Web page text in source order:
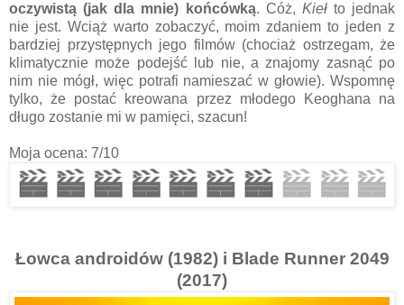
oczywistą (jak dla mnie) końcówką. Cóż, Kiełto jednak
nie jest. Wciąż warto zobaczyć, moim zdaniem to jeden z
bardziej przystępnych jego filmów (chociaż ostrzegam, że
klimatycznie może podejść lub nie, a znajomy zasnąć po
nim nie mógł, więc potrafi namieszać w głowie). Wspomnę
tylko, że postać kreowana przez młodego Keoghana na
długo zostanie mi w pamięci, szacun!
Moja ocena: 7/10
Łowca androidów (1982) i Blade Runner 2049
(2017)